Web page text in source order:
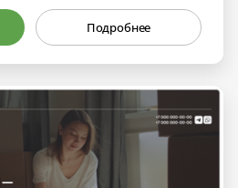
Подробнее